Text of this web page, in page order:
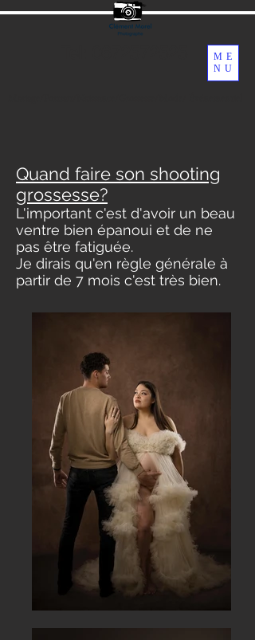
ME
NU
Quand faire son shooting
grossesse?
L'important c'est d'avoir un beau
ventre bien épanoui et de ne
pas être fatiguée.
Je dirais qu'en règle générale à
partir de 7 mois c'est très bien.